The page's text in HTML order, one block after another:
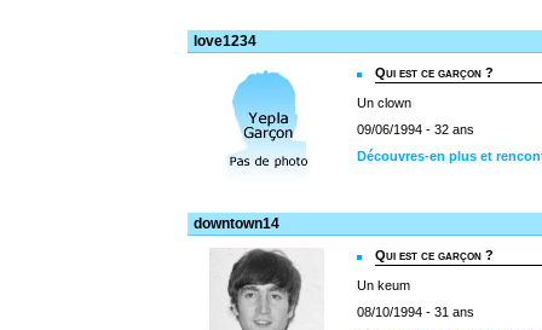
love1234
Qui est ce garçon ?
Un clown
09/06/1994 - 32 ans
Découvres-en plus et
downtown14
Qui est ce garçon ?
Un keum
08/10/1994 - 31 ans